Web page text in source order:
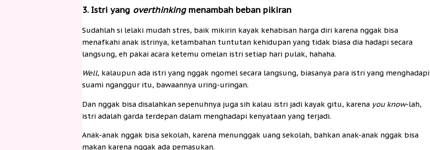
3. Istri yang overthinking menambah beban pikiran
Sudahlah si lelaki mudah stres, baik mikirin kayak kehabisan harga diri karena nggak bisa
menafkahi anak istrinya, ketambahan tuntutan kehidupan yang tidak biasa dia hadapi secara
langsung, eh pakai acara ketemu omelan istri setiap hari pulak, hahaha.
Well, kalaupun ada istri yang nggak ngomel secara langsung, biasanya para istri yang menghadapi
suami nganggur itu, bawaannya uring-uringan.
Dan nggak bisa disalahkan sepenuhnya juga sih kalau istri jadi kayak gitu, karena you know-lah,
istri adalah garda terdepan dalam menghadapi kenyataan yang terjadi.
Anak-anak nggak bisa sekolah, karena menunggak uang sekolah, bahkan anak-anak nggak bisa
makan karena nggak ada pemasukan.